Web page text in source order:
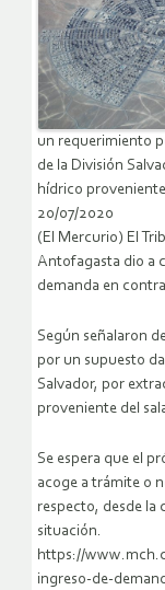
un requerimiento
de la División
hídrico
20/07/2020
(El Mercurio) El
Antofagasta dio a
demanda en
Según señalaron
por un supuesto
Salvador, por
proveniente del
Se espera que el
acoge a trámite o
respecto, desde la
situación.
https://
ingreso-de-